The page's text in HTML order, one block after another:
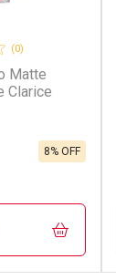
(0)
Matte
Clarice
8% OFF